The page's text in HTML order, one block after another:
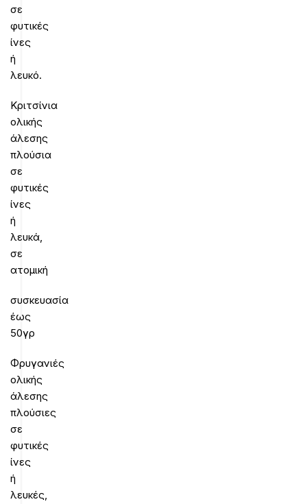
σε
φυτικές
ίνες
ή
λευκό.
Κριτσίνια
ολικής
άλεσης
πλούσια
σε
φυτικές
ίνες
ή
λευκά,
σε
ατομική
συσκευασία
έως
50γρ
Φρυγανιές
ολικής
άλεσης
πλούσιες
σε
φυτικές
ίνες
ή
λευκές,